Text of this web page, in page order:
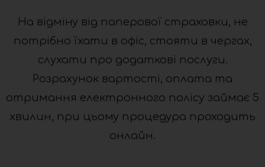
На відміну від паперової страховки, не
потрібно їхати в офіс, стояти в чергах,
слухати про додаткові послуги.
Розрахунок вартості, оплата та
отримання електронного полісу займає 5
хвилин, при цьому процедура проходить
онлайн.